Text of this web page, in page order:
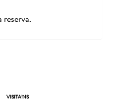
reserva.
VISITA’NS